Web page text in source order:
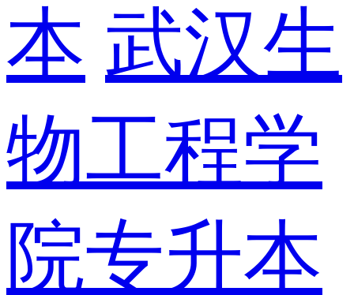
本 武汉生
物工程学
院专升本